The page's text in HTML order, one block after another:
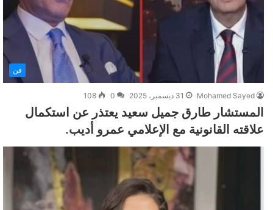
فن
Mohamed Sayed 31 ديسمبر، 2025 0
108
المستشار طارق جميل سعيد يعتذر عن استكمال
علاقته القانونية مع الإعلامي عمرو أديب.